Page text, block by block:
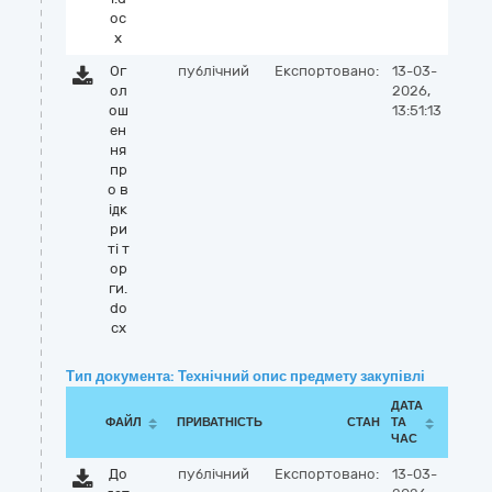
oc
x
Ог
ол
ош
ен
ня
пр
о в
iдк
ри
тi т
ор
ги.
do
cx
публічний Експортовано:
13-03-
2026,
13:51:13
Тип документа: Технічний опис предмету закупівлі
ФАЙЛ ПРИВАТНІСТЬ СТАН
ДАТА
ТА
ЧАС
До
публічний Експортовано:
13-03-